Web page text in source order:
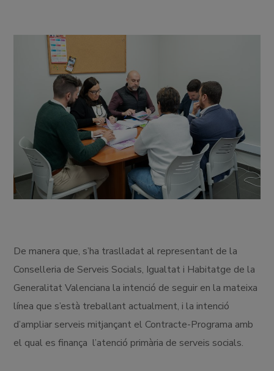
De manera que, s’ha traslladat al representant de la
Conselleria de Serveis Socials, Igualtat i Habitatge de la
Generalitat Valenciana la intenció de seguir en la mateixa
línea que s’està treballant actualment, i la intenció
d’ampliar serveis mitjançant el Contracte-Programa amb
el qual es finança l’atenció primària de serveis socials.